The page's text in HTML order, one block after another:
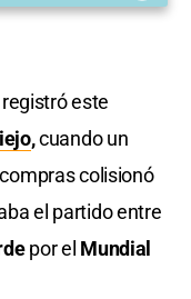
este
,cuando un
colisionó
el partido entre
por el Mundial